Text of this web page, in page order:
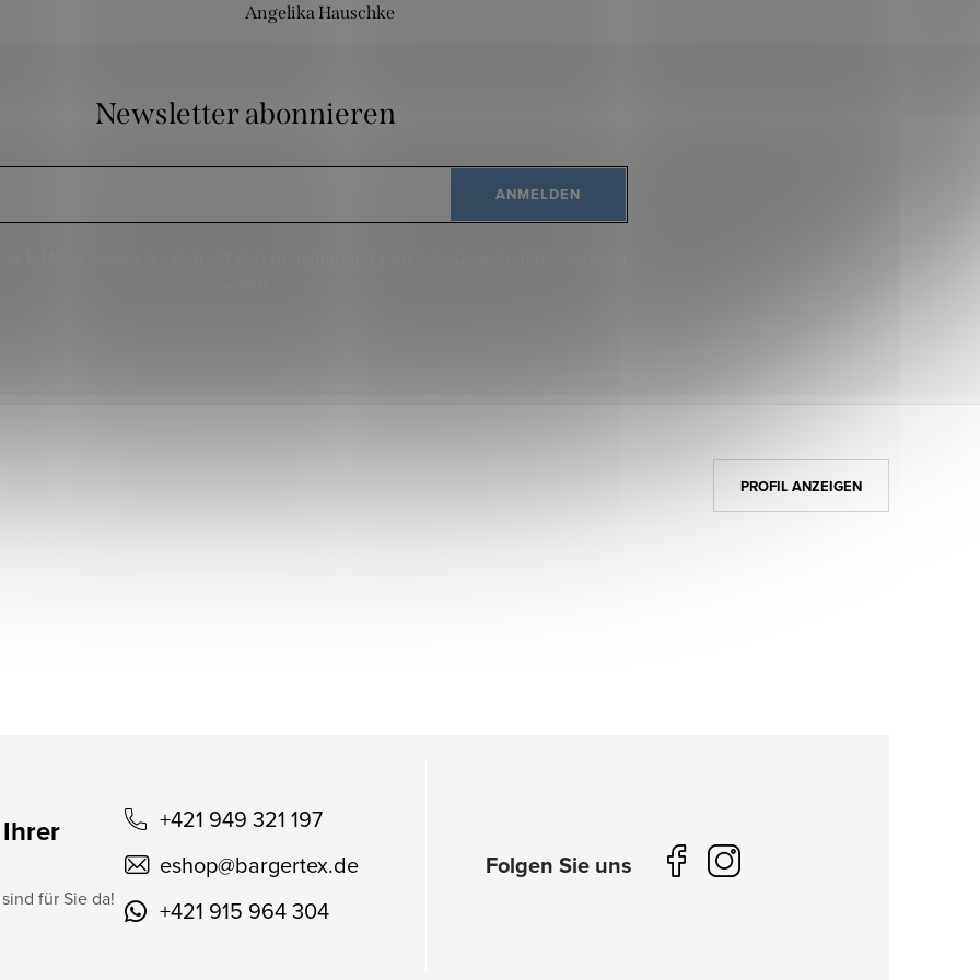
Angelika Hauschke
Newsletter abonnieren
ANMELDEN
für Sie da!
+421 949 321 197
eshop@bargertex.de
+421 915 964 304
PROFIL ANZEIGEN